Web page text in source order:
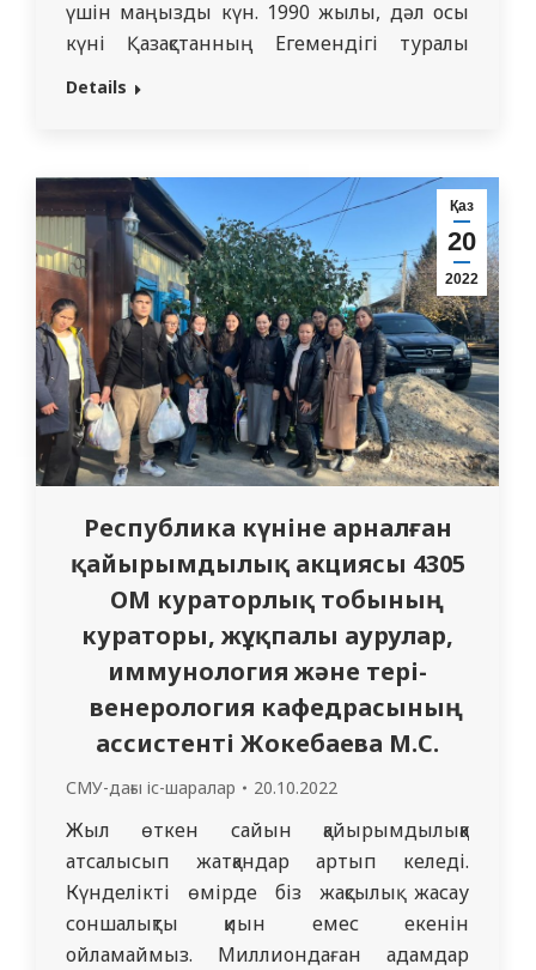
үшін маңызды күн. 1990 жылы, дәл осы
күні Қазақстанның Егемендігі туралы
декларация қабылданды. Әрине,
мен оның заңдарының үстемдігін
жариялады. Еліміздің болашаққа бағдарын
дер кезінде айқындады.…
Details
Қаз
20
2022
Республика күніне арналған
қайырымдылық акциясы 4305
ОМ кураторлық тобының
кураторы, жұқпалы аурулар,
иммунология және тері-
венерология кафедрасының
ассистенті Жокебаева М.С.
СМУ-дағы іс-шаралар 20.10.2022
Жыл өткен сайын қайырымдылыққа
атсалысып жатқандар артып келеді.
Күнделікті өмірде біз жақсылық жасау
соншалықты қиын емес екенін
ойламаймыз. Миллиондаған адамдар